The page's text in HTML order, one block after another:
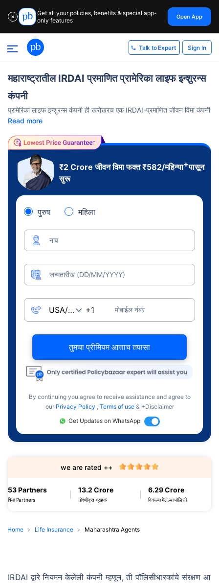
✕
Get all your policies, benefits & special app-
only features
Open App
Talk to Expert Sign In
महाराष्ट्रातील IRDAI प्रमाणित प्रामेरिका लाइफ इन्शुरन्स
कंपनी
प्रामेरिका लाइफ इन्शुरन्स कंपनी ही खरोखरच एक IRDAI-प्रमाणित जीवन विमा कंपनी
Read more
₹2 Croreजीवन विमा फक्त₹582/महिन्या+पासून
सुरू
पुरुष महिला
नाव
जन्मतारीख (DD/MM/YYYY)
मोबाईल नंबर
तुमचा प्रीमियम आत्ताच तपासा
By continuing you agree to receive assistance and agree to
our Privacy Policy , Terms of use & +Disclaimer
Get Updates on WhatsApp
53 Partners
विमा Partners
13.2 Crore
नोंदणीकृत ग्राहक
6.29 Crore
विकल्या गेलेल्या पॉलिसी
we are rated ++
Home Life Insurance Maharashtra Agents
IRDAI द्वारे नियमन केलेली कंपनी म्हणून, ती पॉलिसीधारकांचे संरक्षण आ